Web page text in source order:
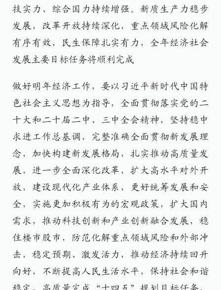
技实力、综合国力持续增强。新质生产力稳步
发展，改革开放持续深化，重点领域风险化解
有序有效，民生保障扎实有力，全年经济社会
发展主要目标任务将顺利完成
做好明年经济工作，要以习近平新时代中国特
色社会主义思想为指导，全面贯彻落实党的二
十大和二十届二中、三中全会精神，坚持稳中
求进工作总基调，完整准确全面贯彻新发展理
念，加快构建新发展格局，扎实推动高质量发
展，进一步全面深化改革，扩大高水平对外开
放，建设现代化产业体系，更好统筹发展和安
全，实施更加积极有为的宏观政策，扩大国内
需求，推动科技创新和产业创新融合发展，稳
住楼市股市，防范化解重点领域风险和外部冲
击，稳定预期、激发活力，推动经济持续回升
向好，不断提高人民生活水平，保持社会和谐